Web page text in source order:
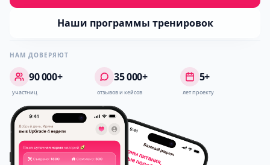
Наши программы тренировок
НАМ ДОВЕРЯЮТ
90 000+
участниц
35 000+
отзывов и кейсов
5+
лет проекту